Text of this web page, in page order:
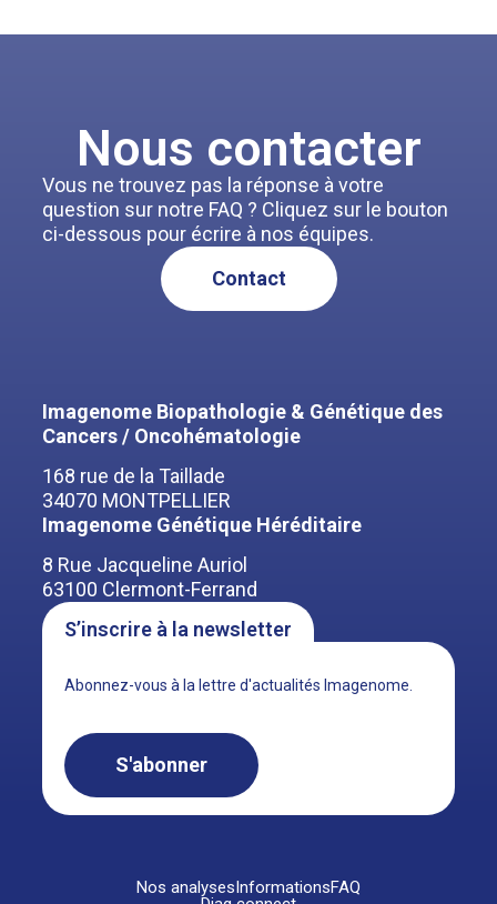
Nous contacter
Vous ne trouvez pas la réponse à votre
question sur notre FAQ ? Cliquez sur le bouton
ci-dessous pour écrire à nos équipes.
Contact
Imagenome Biopathologie & Génétique des
Cancers / Oncohématologie
168 rue de la Taillade
34070 MONTPELLIER
Imagenome Génétique Héréditaire
8 Rue Jacqueline Auriol
63100 Clermont-Ferrand
S’inscrire à la newsletter
Abonnez-vous à la lettre d'actualités Imagenome.
S'abonner
Nos analysesInformationsFAQ